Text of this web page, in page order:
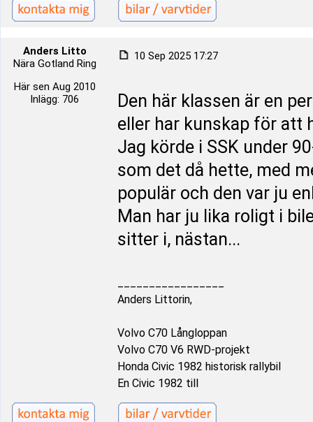
Anders Litto
Nära Gotland Ring
Här sen Aug 2010
Inlägg: 706
10 Sep 2025 17:27
Den här klassen är en
eller har kunskap för att
Jag körde i SSK under
som det då hette, med
populär och den var ju
Man har ju lika roligt i
sitter i, nästan...
Anders Littorin,
Volvo C70 Långloppan
Volvo C70 V6 RWD-projekt
Honda Civic 1982 historisk rallybil
En Civic 1982 till